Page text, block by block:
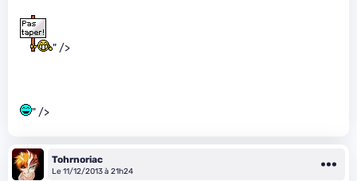
" />
" />
Tohrnoriac
Le 11/12/2013 à 21h24